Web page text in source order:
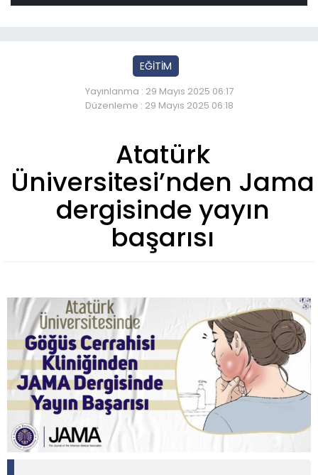
EĞİTİM
Yayınlanma : 29 Mayıs 2025 06:17
Düzenleme : 29 Mayıs 2025 06:18
Atatürk
Üniversitesi’nden Jama
dergisinde yayın
başarısı